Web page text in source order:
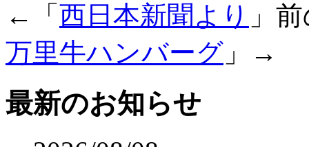
←「 西日本新聞より 」
万里牛ハンバーグ 」→
最新のお知らせ